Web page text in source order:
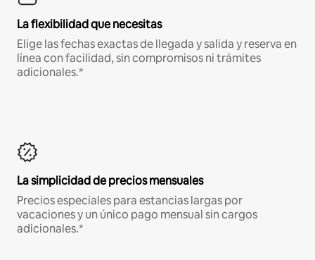
La flexibilidad que necesitas
Elige las fechas exactas de llegada y salida y reserva en
línea con facilidad, sin compromisos ni trámites
adicionales.*
La simplicidad de precios mensuales
Precios especiales para estancias largas por
vacaciones y un único pago mensual sin cargos
adicionales.*